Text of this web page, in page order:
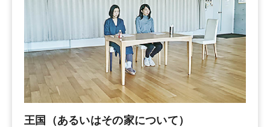
王国（あるいはその家について）